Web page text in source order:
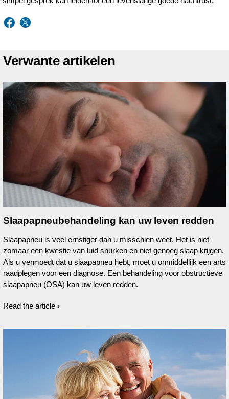
Verwante artikelen
Slaapapneubehandeling kan uw leven redden
Slaapapneu is veel ernstiger dan u misschien weet. Het is niet
zomaar een kwestie van luid snurken en niet genoeg slaap krijgen.
Als u vermoedt dat u slaapapneu hebt, moet u onmiddellijk een arts
raadplegen voor een diagnose. Een behandeling voor obstructieve
slaapapneu (OSA) kan uw leven redden.
Read the article